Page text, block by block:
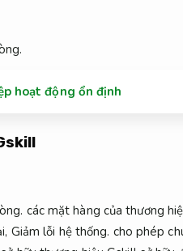
hoạt động ổn định
các mặt hàng của thương
Giảm lỗi hệ thống. cho phép